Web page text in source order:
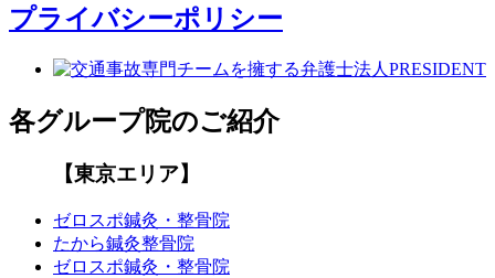
プライバシーポリシー
各グループ院のご紹介
【東京エリア】
ゼロスポ鍼灸・整骨院
たから鍼灸整骨院
ゼロスポ鍼灸・整骨院